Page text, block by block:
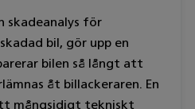
skadeanalys för
bil, gör upp en
bilen så långt att
åt billackeraren. En
mångsidigt tekniskt